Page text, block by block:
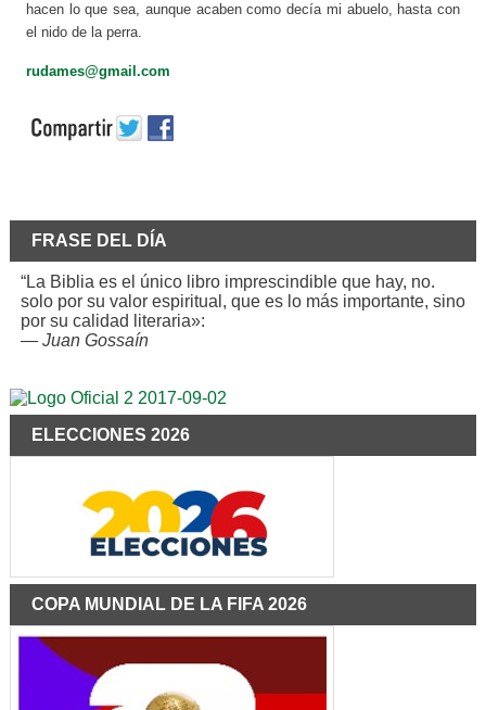
hacen lo que sea, aunque acaben como decía mi abuelo, hasta con
el nido de la perra.
rudames@gmail.com
FRASE DEL DÍA
“La Biblia es el único libro imprescindible que hay, no.
solo por su valor espiritual, que es lo más importante, sino
por su calidad literaria»:
— Juan Gossaín
ELECCIONES 2026
COPA MUNDIAL DE LA FIFA 2026